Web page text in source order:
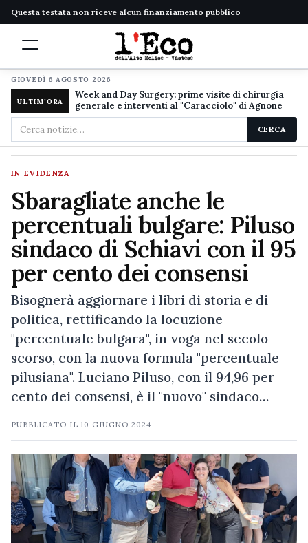
Questa testata non riceve alcun finanziamento pubblico
GIOVEDÌ 6 AGOSTO 2026
ULTIM'ORA
Week and Day Surgery: prime visite di chirurgia
generale e interventi al "Caracciolo" di Agnone
Cerca
nel
sito
CERCA
IN EVIDENZA
Sbaragliate anche le
percentuali bulgare: Piluso
sindaco di Schiavi con il 95
per cento dei consensi
Bisognerà aggiornare i libri di storia e di
politica, rettificando la locuzione
"percentuale bulgara", in voga nel secolo
scorso, con la nuova formula "percentuale
pilusiana". Luciano Piluso, con il 94,96 per
cento dei consensi, è il "nuovo" sindaco…
PUBBLICATO IL10 GIUGNO 2024